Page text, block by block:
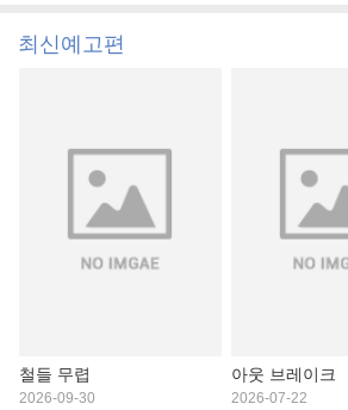
최신예고편
철들 무렵
2026-09-30
아웃 브레이크
2026-07-22